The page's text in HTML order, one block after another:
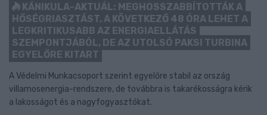
KÁNIKULA-AKTUÁL: MEGHOSSZABBÍTOTTÁK A
HŐSÉGRIASZTÁST, A KÖVETKEZŐ 48 ÓRA LEHET A
LEGKRITIKUSABB AZ ENERGIAELLÁTÁS
SZEMPONTJÁBÓL, DE AZ UTOLSÓ PAKSI TURBINA
EGYELŐRE KITART
A Védelmi Munkacsoport szerint egyelőre stabil az ország
villamosenergia-rendszere, de továbbra is takarékosságra kérik
a lakosságot és a nagyfogyasztókat.